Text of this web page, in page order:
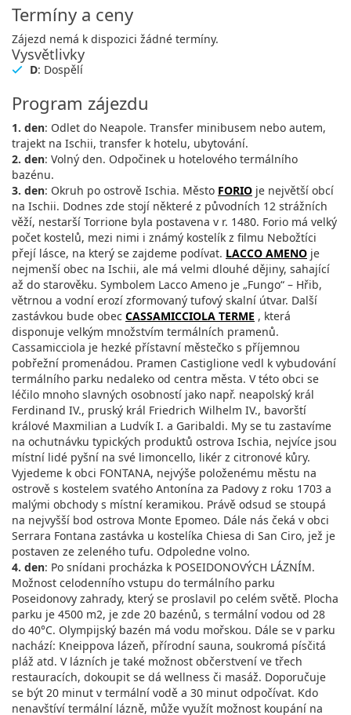
Termíny a ceny
Zájezd nemá k dispozici žádné termíny.
Vysvětlivky
D: Dospělí
Program zájezdu
1. den: Odlet do Neapole. Transfer minibusem nebo autem,
trajekt na Ischii, transfer k hotelu, ubytování.
2. den: Volný den. Odpočinek u hotelového termálního
bazénu.
3. den: Okruh po ostrově Ischia. Město FORIO je největší obcí
na Ischii. Dodnes zde stojí některé z původních 12 strážních
věží, nestarší Torrione byla postavena v r. 1480. Forio má velký
počet kostelů, mezi nimi i známý kostelík z filmu Nebožtíci
přejí lásce, na který se zajdeme podívat. LACCO AMENO je
nejmenší obec na Ischii, ale má velmi dlouhé dějiny, sahající
až do starověku. Symbolem Lacco Ameno je „Fungo“ – Hřib,
větrnou a vodní erozí zformovaný tufový skalní útvar. Další
zastávkou bude obec CASSAMICCIOLA TERME , která
disponuje velkým množstvím termálních pramenů.
Cassamicciola je hezké přístavní městečko s příjemnou
pobřežní promenádou. Pramen Castiglione vedl k vybudování
termálního parku nedaleko od centra města. V této obci se
léčilo mnoho slavných osobností jako např. neapolský král
Ferdinand IV., pruský král Friedrich Wilhelm IV., bavorští
králové Maxmilian a Ludvík I. a Garibaldi. My se tu zastavíme
na ochutnávku typických produktů ostrova Ischia, nejvíce jsou
místní lidé pyšní na své limoncello, likér z citronové kůry.
Vyjedeme k obci FONTANA, nejvýše položenému městu na
ostrově s kostelem svatého Antonína za Padovy z roku 1703 a
malými obchody s místní keramikou. Právě odsud se stoupá
na nejvyšší bod ostrova Monte Epomeo. Dále nás čeká v obci
Serrara Fontana zastávka u kostelíka Chiesa di San Ciro, jež je
postaven ze zeleného tufu. Odpoledne volno.
4. den: Po snídani procházka k POSEIDONOVÝCH LÁZNÍM.
Možnost celodenního vstupu do termálního parku
Poseidonovy zahrady, který se proslavil po celém světě. Plocha
parku je 4500 m2, je zde 20 bazénů, s termální vodou od 28
do 40°C. Olympijský bazén má vodu mořskou. Dále se v parku
nachází: Kneippova lázeň, přírodní sauna, soukromá písčitá
pláž atd. V lázních je také možnost občerstvení ve třech
restauracích, dokoupit se dá wellness či masáž. Doporučuje
se být 20 minut v termální vodě a 30 minut odpočívat. Kdo
nenavštíví termální lázně, může využít možnost koupání na